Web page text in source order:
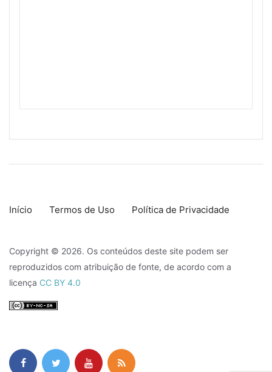
Início Termos de Uso Política de Privacidade
Copyright © 2026. Os conteúdos deste site podem ser
reproduzidos com atribuição de fonte, de acordo com a
licença CC BY 4.0